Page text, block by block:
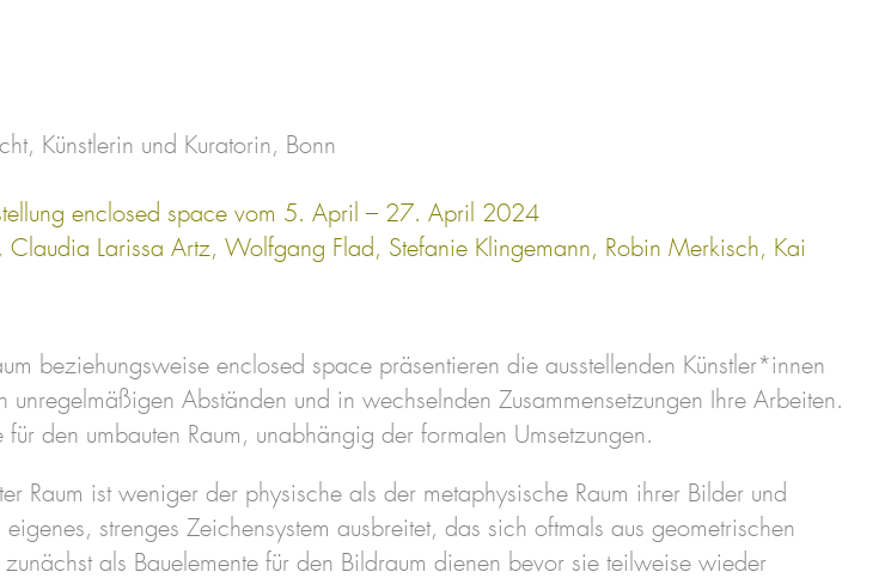
Künstlerin und Kuratorin, Bonn
enclosed space vom 5. April – 27. April 2024
Claudia Larissa Artz, Wolfgang Flad, Stefanie Klingemann, Robin Merkisch, Kai
beziehungsweise enclosed space präsentieren die ausstellenden Künstler*innen
Abständen und in wechselnden Zusammensetzungen Ihre Arbeiten.
für den umbauten Raum, unabhängig der formalen Umsetzungen.
Raum ist weniger der physische als der metaphysische Raum ihrer Bilder und
strenges Zeichensystem ausbreitet, das sich oftmals aus geometrischen
als Bauelemente für den Bildraum dienen bevor sie teilweise wieder